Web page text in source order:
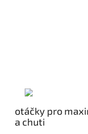
otáčky pro
a chuti